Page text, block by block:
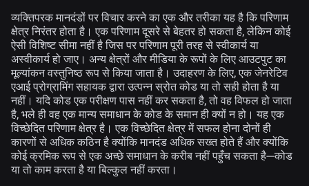
व्यक्तिपरक मानदंडों पर विचार करने का एक और तरीका यह है कि परिणाम
क्षेत्र निरंतर होता है। एक परिणाम दूसरे से बेहतर हो सकता है, लेकिन कोई
ऐसी विशिष्ट सीमा नहीं है जिस पर परिणाम पूरी तरह से स्वीकार्य या
अस्वीकार्य हो जाए। अन्य क्षेत्रों और मीडिया के रूपों के लिए आउटपुट का
मूल्यांकन वस्तुनिष्ठ रूप से किया जाता है। उदाहरण के लिए, एक जेनरेटिव
एआई प्रोग्रामिंग सहायक द्वारा उत्पन्न स्रोत कोड या तो सही होता है या
नहीं। यदि कोड एक परीक्षण पास नहीं कर सकता है, तो वह विफल हो जाता
है, भले ही वह एक मान्य समाधान के कोड के समान ही क्यों न हो। यह एक
विच्छेदित परिणाम क्षेत्र है। एक विच्छेदित क्षेत्र में सफल होना दोनों ही
कारणों से अधिक कठिन है क्योंकि मानदंड अधिक सख्त होते हैं और क्योंकि
कोई क्रमिक रूप से एक अच्छे समाधान के करीब नहीं पहुँच सकता है—कोड
या तो काम करता है या बिल्कुल नहीं करता।